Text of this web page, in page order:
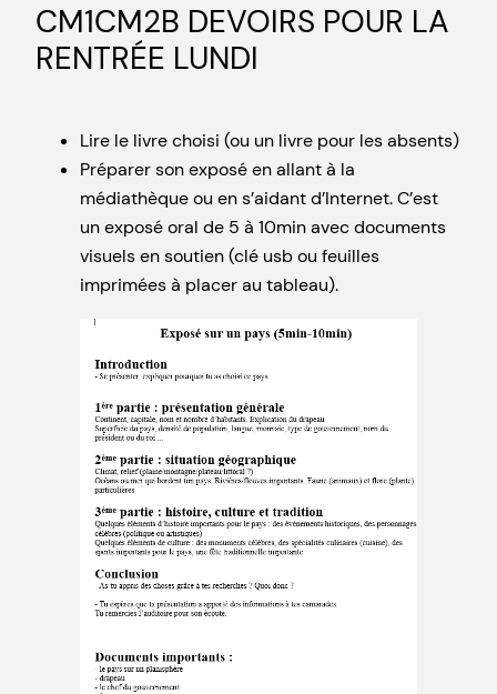
CM1CM2B DEVOIRS POUR LA
RENTRÉE LUNDI
Lire le livre choisi (ou un livre pour les absents)
Préparer son exposé en allant à la
médiathèque ou en s’aidant d’Internet. C’est
un exposé oral de 5 à 10min avec documents
visuels en soutien (clé usb ou feuilles
imprimées à placer au tableau).